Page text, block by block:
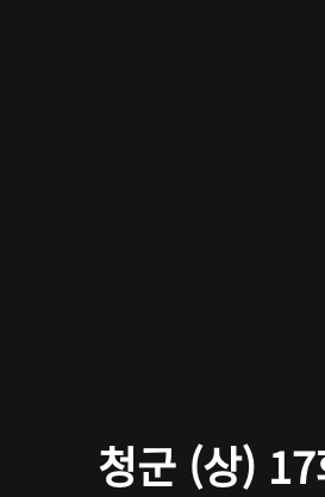
청군 (상)